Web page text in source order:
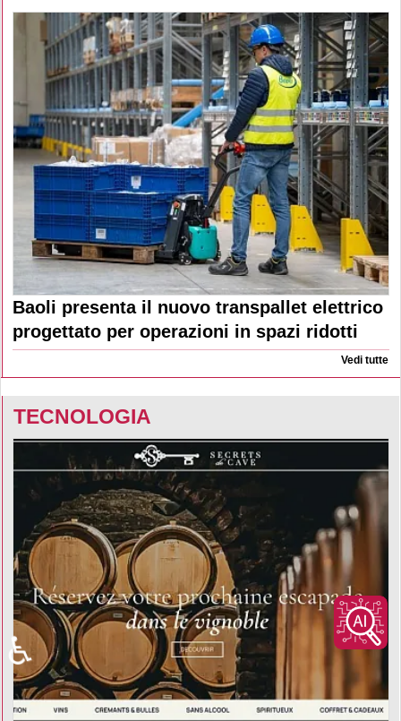
Baoli presenta il nuovo transpallet elettrico
progettato per operazioni in spazi ridotti
Vedi tutte
TECNOLOGIA